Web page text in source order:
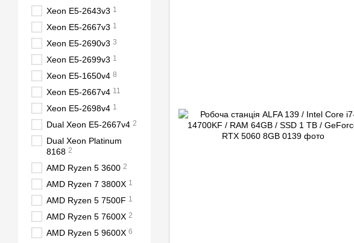
Xeon E5-2643v3 1
Xeon E5-2667v3 1
Xeon E5-2690v3 3
Xeon E5-2699v3 1
Xeon E5-1650v4 8
Xeon E5-2667v4 11
Xeon E5-2698v4 1
Dual Xeon E5-2667v4 2
Dual Xeon Platinum
8168 2
AMD Ryzen 5 3600 2
AMD Ryzen 7 3800X 1
AMD Ryzen 5 7500F 1
AMD Ryzen 5 7600X 2
AMD Ryzen 5 9600X 6